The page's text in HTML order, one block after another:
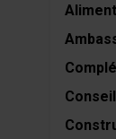
TOUS
Packs